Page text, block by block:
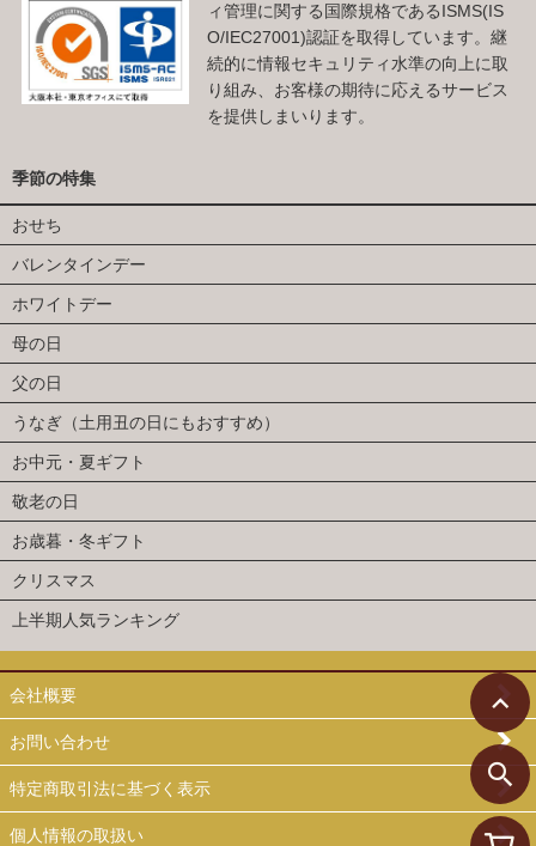
ィ管理に関する国際規格であるISMS(IS
O/IEC27001)認証を取得しています。継
続的に情報セキュリティ水準の向上に取
り組み、お客様の期待に応えるサービス
を提供しまいります。
季節の特集
おせち
バレンタインデー
ホワイトデー
母の日
父の日
うなぎ（土用丑の日にもおすすめ）
お中元・夏ギフト
敬老の日
お歳暮・冬ギフト
クリスマス
上半期人気ランキング
会社概要
お問い合わせ
特定商取引法に基づく表示
個人情報の取扱い